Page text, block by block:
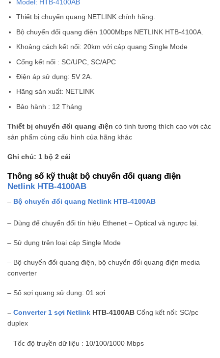
Model: HTB-4100AB
Thiết bị chuyển quang NETLINK chính hãng.
Bộ chuyển đổi quang điện 1000Mbps NETLINK HTB-4100A.
Khoảng cách kết nối: 20km với cáp quang Single Mode
Cổng kết nối : SC/UPC, SC/APC
Điện áp sử dụng: 5V 2A.
Hãng sản xuất: NETLINK
Bảo hành : 12 Tháng
Thiết bị chuyển đổi quang điện có tính tương thích cao với các
sản phẩm cùng cấu hình của hãng khác
Ghi chú: 1 bộ 2 cái
Thông số kỹ thuật bộ chuyển đổi quang điện
Netlink HTB-4100AB
– Bộ chuyển đổi quang Netlink HTB-4100AB
– Dùng để chuyển đổi tín hiệu Ethenet – Optical và ngược lại.
– Sử dụng trên loại cáp Single Mode
– Bộ chuyển đổi quang điện, bộ chuyển đổi quang điện media
converter
– Số sợi quang sử dụng: 01 sợi
– Converter 1 sợi Netlink HTB-4100AB Cổng kết nối: SC/pc
duplex
– Tốc độ truyền dữ liệu : 10/100/1000 Mbps